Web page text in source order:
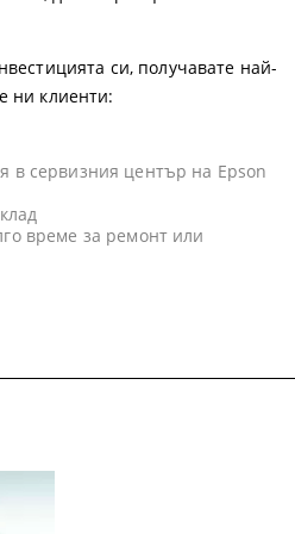
си, получавате най-
ни клиенти:
в сервизния център на Epson
време за ремонт или